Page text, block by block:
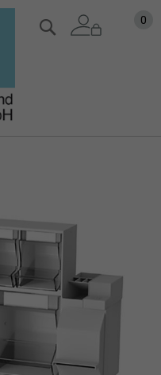
Zum
Inhalt
0
Suche